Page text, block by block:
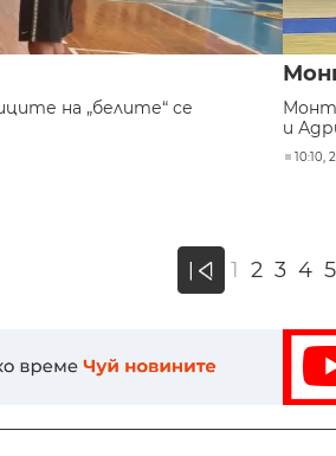
на „белите“ се
и
10:10,
« 1 2 3 4 5